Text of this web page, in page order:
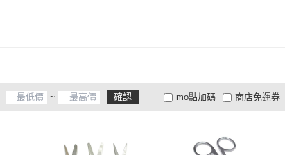
~ 確認 mo點加碼
大家電安心配
大家電
商店免運券
及以上